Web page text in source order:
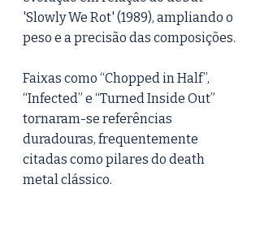
'Slowly We Rot' (1989), ampliando o
peso e a precisão das composições.
Faixas como “Chopped in Half”,
“Infected” e “Turned Inside Out”
tornaram-se referências
duradouras, frequentemente
citadas como pilares do death
metal clássico.